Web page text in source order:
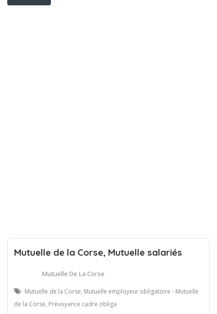
Mutuelle de la Corse, Mutuelle salariés
Mutuelle De La Corse
Mutuelle de la Corse, Mutuelle employeur obligatoire - Mutuelle
de la Corse, Prévoyance cadre obliga